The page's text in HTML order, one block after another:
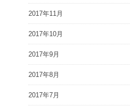
2017年11月
2017年10月
2017年9月
2017年8月
2017年7月